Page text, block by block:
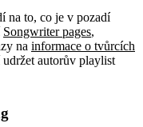
na to, co je v pozadí
Songwriter pages,
na informace o tvůrcích
autorův playlist